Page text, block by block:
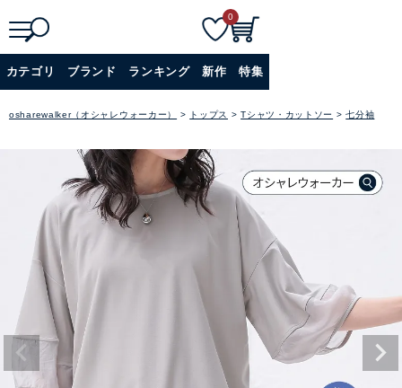
詳細検索
0
カテゴリ ブランド ランキング 新作 特集
osharewalker（オシャレウォーカー） トップス Tシャツ・カットソー 七分袖